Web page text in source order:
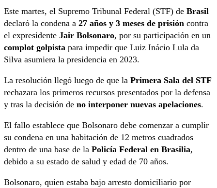
Este martes, el Supremo Tribunal Federal (STF) de Brasil
declaró la condena a 27 años y 3 meses de prisión contra
el expresidente Jair Bolsonaro, por su participación en un
complot golpista para impedir que Luiz Inácio Lula da
Silva asumiera la presidencia en 2023.
La resolución llegó luego de que la Primera Sala del STF
rechazara los primeros recursos presentados por la defensa
y tras la decisión de no interponer nuevas apelaciones.
El fallo establece que Bolsonaro debe comenzar a cumplir
su condena en una habitación de 12 metros cuadrados
dentro de una base de la Policía Federal en Brasilia,
debido a su estado de salud y edad de 70 años.
Bolsonaro, quien estaba bajo arresto domiciliario por